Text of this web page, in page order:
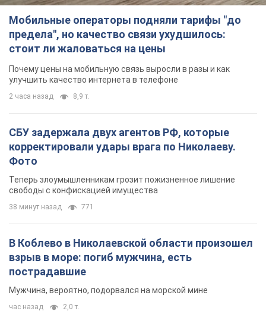
СБУ задержала двух агентов РФ, которые
корректировали удары врага по Николаеву.
Фото
свободы с конфискацией имущества
взрыв в море: погиб мужчина, есть
пострадавшие
час назад 2,0 т.